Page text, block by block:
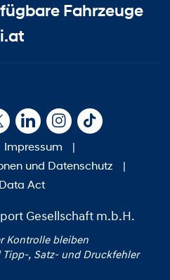
Fahrzeuge
Impressum
|
und Datenschutz
|
Act
Gesellschaft m.b.H.
Kontrolle bleiben
Satz‑ und Druckfehler